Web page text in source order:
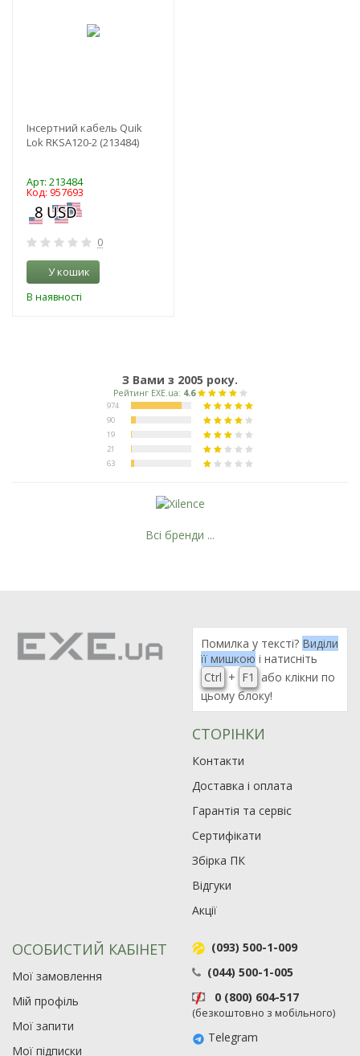
Інсертний кабель Quik
Lok RKSA120-2 (213484)
Арт: 213484
Код: 957693
0
У кошик
В наявності
З Вами з 2005 року.
Всі бренди ...
Помилка у тексті? Виділи
її мишкою і натисніть
Ctrl + F1
або клікни по
цьому блоку!
СТОРІНКИ
Контакти
Доставка і оплата
Гарантія та сервіс
Сертифікати
Збірка ПК
Відгуки
Акції
ОСОБИСТИЙ КАБІНЕТ
Мої замовлення
Мій профіль
Мої запити
Мої підписки
(093) 500-1-009
(044) 500-1-005
0 (800) 604-517
(безкоштовно з мобільного)
Telegram